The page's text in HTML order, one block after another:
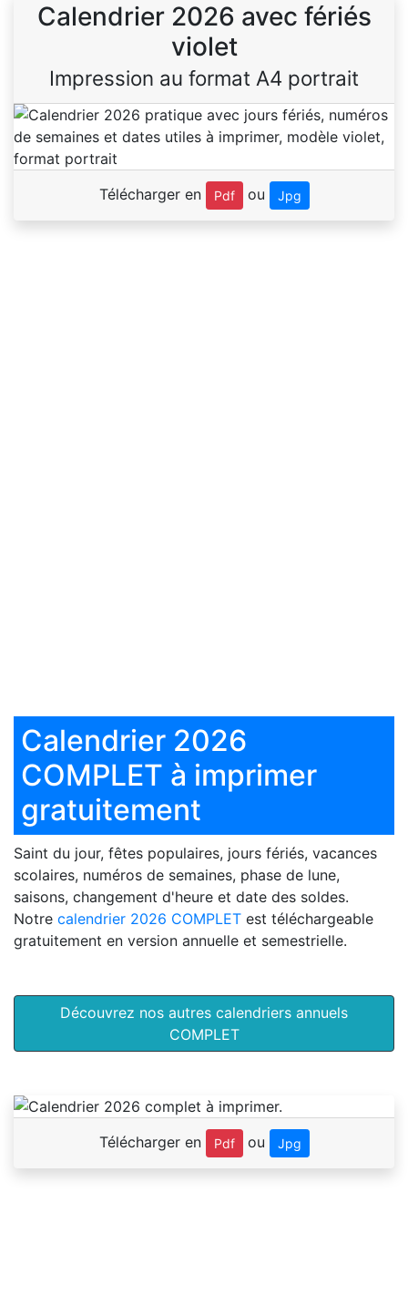
Calendrier 2026 avec fériés
violet
Impression au format A4 portrait
Télécharger en Pdf ou Jpg
Calendrier 2026
COMPLET à imprimer
gratuitement
Saint du jour, fêtes populaires, jours fériés, vacances
scolaires, numéros de semaines, phase de lune,
saisons, changement d'heure et date des soldes.
Notre calendrier 2026 COMPLET est téléchargeable
gratuitement en version annuelle et semestrielle.
Découvrez nos autres calendriers annuels
COMPLET
Télécharger en Pdf ou Jpg